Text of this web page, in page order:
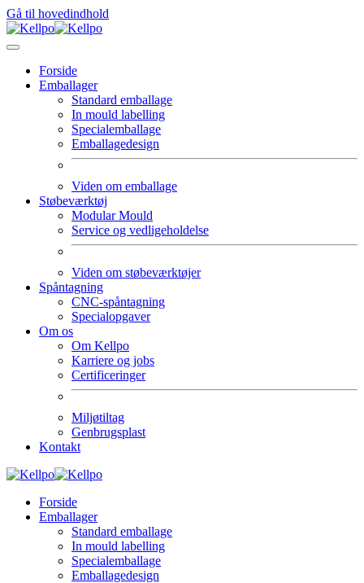
Gå til hovedindhold
Forside
Emballager
Standard emballage
In mould labelling
Specialemballage
Emballagedesign
Viden om emballage
Støbeværktøj
Modular Mould
Service og vedligeholdelse
Viden om støbeværktøjer
Spåntagning
CNC-spåntagning
Specialopgaver
Om os
Om Kellpo
Karriere og jobs
Certificeringer
Miljøtiltag
Genbrugsplast
Kontakt
Forside
Emballager
Standard emballage
In mould labelling
Specialemballage
Emballagedesign